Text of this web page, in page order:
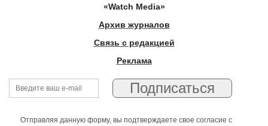
«Watch Media»
Архив журналов
Связь с редакцией
Реклама
Отправляя данную форму, вы подтверждаете свое согласие с